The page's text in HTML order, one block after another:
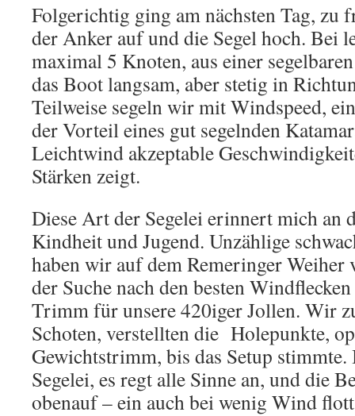
Folgerichtig ging am nächsten Tag, zu
der Anker auf und die Segel hoch. Bei
maximal 5 Knoten, aus einer
das Boot langsam, aber stetig in
Teilweise segeln wir mit Windspeed,
der Vorteil eines gut segelnden
Leichtwind akzeptable
Stärken zeigt.
Diese Art der Segelei erinnert mich an
Kindheit und Jugend. Unzählige
haben wir auf dem Remeringer Weiher
der Suche nach den besten
Trimm für unsere 420iger Jollen. Wir
Schoten, verstellten die Holepunkte,
Gewichtstrimm, bis das Setup
Segelei, es regt alle Sinne an, und die
obenauf – ein auch bei wenig Wind